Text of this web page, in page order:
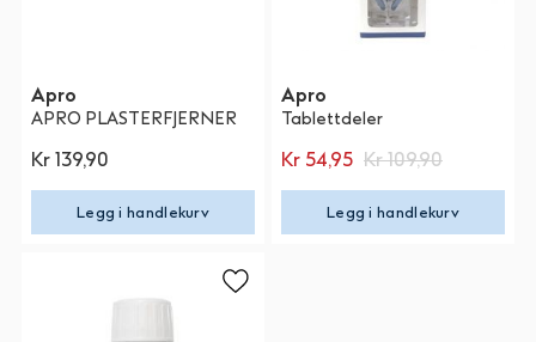
Apro
APRO PLASTERFJERNER
Kr 139,90
Legg i handlekurv
Apro
Tablettdeler
Kr 54,95 Kr 109,90
Legg i handlekurv